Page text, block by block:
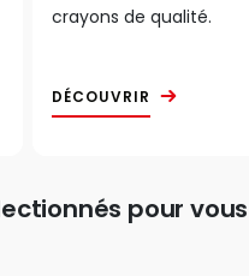
crayons de qualité.
DÉCOUVRIR
pour vous